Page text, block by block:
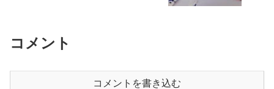
コメント
コメントを書き込む